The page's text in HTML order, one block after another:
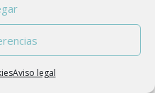
Aviso legal
Legal